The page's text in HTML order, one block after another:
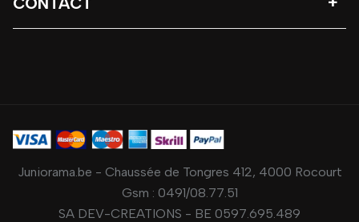
Juniorama.be - Chaussée de Tongres 412, 4000 Rocourt
Gsm : 0491/08.77.51
SA DEV-CREATIONS - BE 0597.695.489